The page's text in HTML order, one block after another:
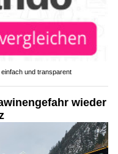
und transparent
wieder